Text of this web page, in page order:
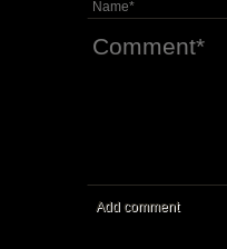
Add comment